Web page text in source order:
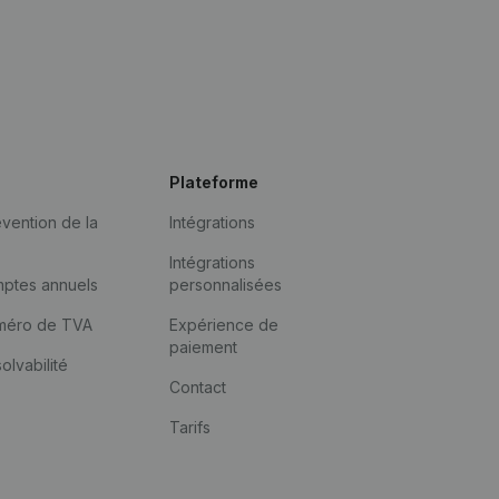
de la
annuels
de TVA
Plateforme
Intégrations
Intégrations
personnalisées
Expérience de
paiement
Contact
Tarifs